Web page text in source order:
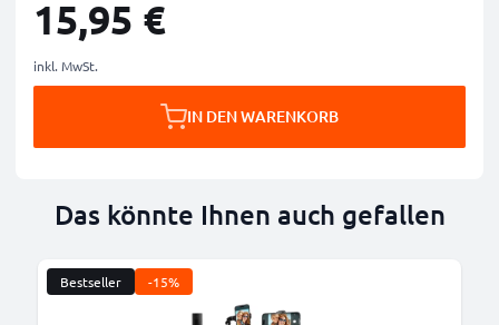
15,95 €
inkl. MwSt.
IN DEN WARENKORB
Das könnte Ihnen auch gefallen
Bestseller -15%